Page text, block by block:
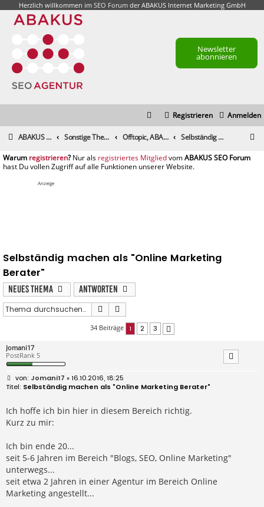
Herzlich willkommen im SEO Forumder ABAKUS Internet Marketing GmbH
Newsletter
abonnieren
Anmelden
Registrieren
ABAKUS Foren-Übersicht Sonstige Themen Offtopic, ABAKUS Community und alle sonstigen Themen Selbständig machen als "Online Marketing Berater"
registrieren registriertes Mitglied
Anzeige
Selbständig machen als "Online Marketing
Berater"
Neues Thema
Antworten
Suche
34 Beiträge 1 2 3
Jomani17
PostRank 5
B
e
i
r
a
g
Jomani17 » 16.10.2016, 18:25
Selbständig machen als "Online Marketing Berater"
Ich hoffe ich bin hier in diesem Bereich richtig.
Kurz zu mir:
Ich bin ende 20...
seit 5-6 Jahren im Bereich "Blogs, SEO, Online Marketing"
unterwegs...
seit etwa 2 Jahren in einer Agentur im Bereich Online
Marketing angestellt...